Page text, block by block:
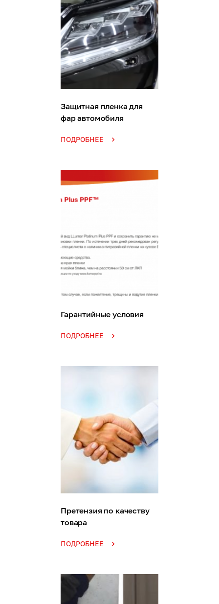
Защитная пленка для
фар автомобиля
ПОДРОБНЕЕ
Гарантийные условия
ПОДРОБНЕЕ
Претензия по качеству
товара
ПОДРОБНЕЕ